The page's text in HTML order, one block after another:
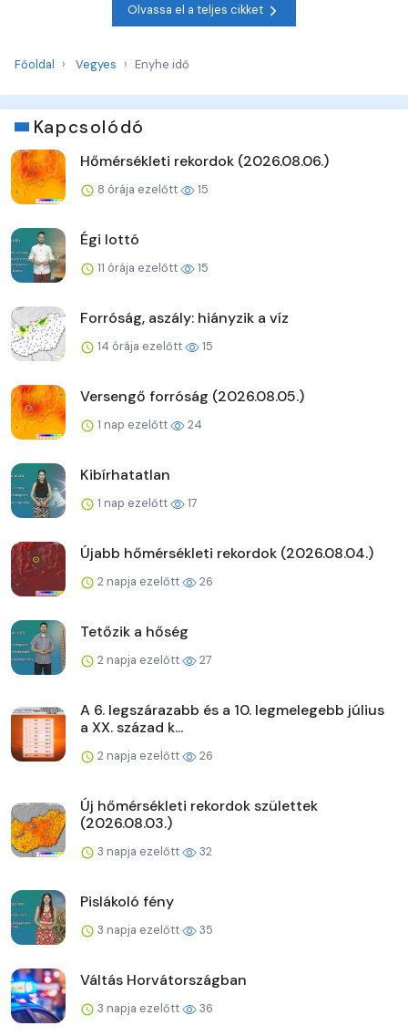
Olvassa el a teljes cikket
Főoldal Vegyes Enyhe idő
Kapcsolódó
Hőmérsékleti rekordok (2026.08.06.)
8 órája ezelőtt 15
Égi lottó
11 órája ezelőtt 15
Forróság, aszály: hiányzik a víz
14 órája ezelőtt 15
Versengő forróság (2026.08.05.)
1 nap ezelőtt 24
Kibírhatatlan
1 nap ezelőtt 17
Újabb hőmérsékleti rekordok (2026.08.04.)
2 napja ezelőtt 26
Tetőzik a hőség
2 napja ezelőtt 27
A 6. legszárazabb és a 10. legmelegebb július
a XX. század k...
2 napja ezelőtt 26
Új hőmérsékleti rekordok születtek
(2026.08.03.)
3 napja ezelőtt 32
Pislákoló fény
3 napja ezelőtt 35
Váltás Horvátországban
3 napja ezelőtt 36